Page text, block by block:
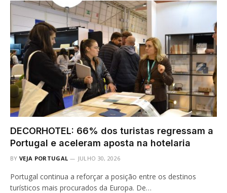
DECORHOTEL: 66% dos turistas regressam a
Portugal e aceleram aposta na hotelaria
BY VEJA PORTUGAL JULHO 30, 2026
Portugal continua a reforçar a posição entre os destinos
turísticos mais procurados da Europa. De…